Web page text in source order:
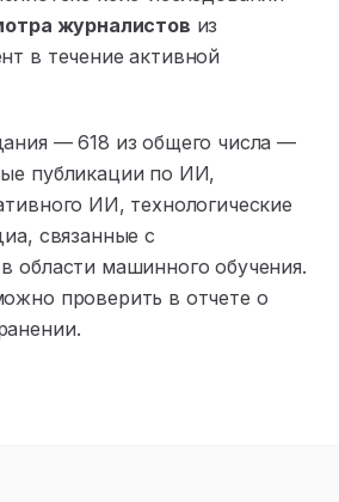
журналистов из
в течение активной
— 618 из общего числа —
публикации по ИИ,
ИИ, технологические
связанные с
области машинного обучения.
проверить в отчете о